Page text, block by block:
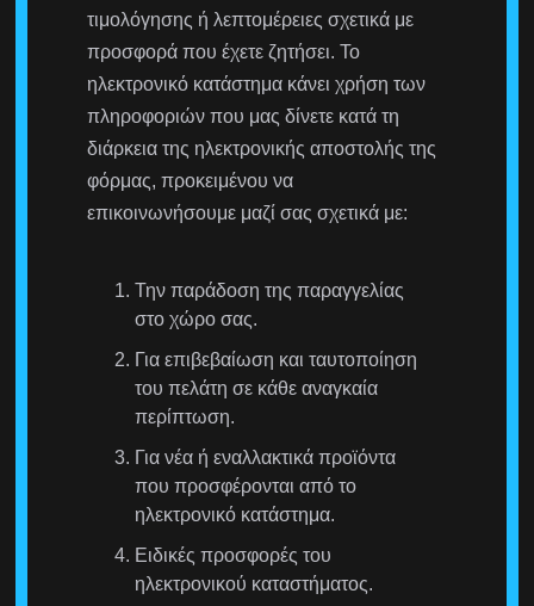
τιμολόγησης ή λεπτομέρειες σχετικά με
προσφορά που έχετε ζητήσει. Το
ηλεκτρονικό κατάστημα κάνει χρήση των
πληροφοριών που μας δίνετε κατά τη
διάρκεια της ηλεκτρονικής αποστολής της
φόρμας, προκειμένου να
επικοινωνήσουμε μαζί σας σχετικά με:
Την παράδοση της παραγγελίας
στο χώρο σας.
Για επιβεβαίωση και ταυτοποίηση
του πελάτη σε κάθε αναγκαία
περίπτωση.
Για νέα ή εναλλακτικά προϊόντα
που προσφέρονται από το
ηλεκτρονικό κατάστημα.
Ειδικές προσφορές του
ηλεκτρονικού καταστήματος.